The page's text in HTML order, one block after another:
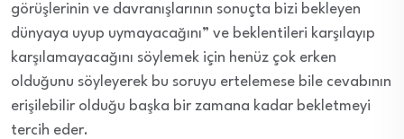
görüşlerinin ve davranışlarının sonuçta bizi bekleyen
dünyaya uyup uymayacağını” ve beklentileri karşılayıp
karşılamayacağını söylemek için henüz çok erken
olduğunu söyleyerek bu soruyu ertelemese bile cevabının
erişilebilir olduğu başka bir zamana kadar bekletmeyi
tercih eder.